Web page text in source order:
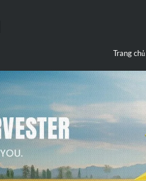
Trang chủ